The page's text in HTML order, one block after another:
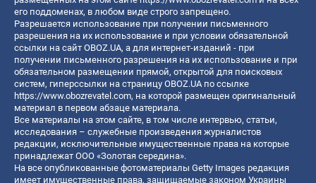
его поддоменах, в любом виде строго запрещено.
Разрешается использование при получении письменного
разрешения на их использование и при условии обязательной
ссылки на сайт OBOZ.UA, а для интернет-изданий - при
получении письменного разрешения на их использование и при
обязательном размещении прямой, открытой для поисковых
систем, гиперссылки на страницу OBOZ.UA по ссылке
https://www.obozrevatel.com, на которой размещен оригинальный
материал в первом абзаце материала.
Все материалы на этом сайте, в том числе интервью, статьи,
исследования – служебные произведения журналистов
редакции, исключительные имущественные права на которые
принадлежат ООО «Золотая середина».
На все опубликованные фотоматериалы Getty Images редакция
имеет имущественные права, защищаемые законом Украины